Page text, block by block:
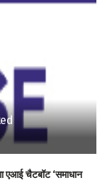
एआई चैटबॉट ‘समाधान